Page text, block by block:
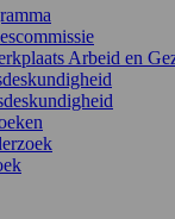
Arbeid en